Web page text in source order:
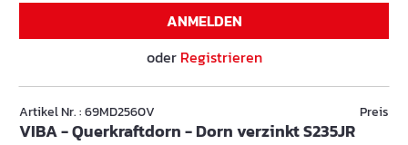
ANMELDEN
oder Registrieren
Artikel Nr. : 69MD2560V
VIBA - Querkraftdorn - Dorn verzinkt S235JR
Preis